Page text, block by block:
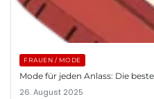
FRAUEN / MODE
Mode für jeden Anlass: Die
26. August 2025